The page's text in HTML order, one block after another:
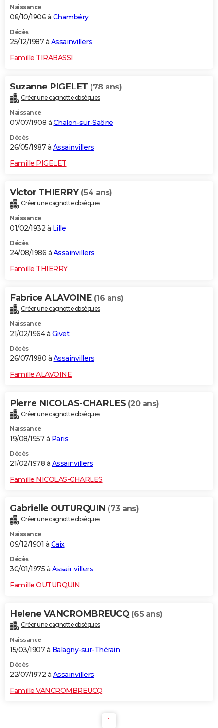
Naissance
08/10/1906 à Chambéry
Décès
25/12/1987 à Assainvillers
Famille TIRABASSI
Suzanne PIGELET (78 ans)
Créer une cagnotte obsèques
Naissance
07/07/1908 à Chalon-sur-Saône
Décès
26/05/1987 à Assainvillers
Famille PIGELET
Victor THIERRY (54 ans)
Créer une cagnotte obsèques
Naissance
01/02/1932 à Lille
Décès
24/08/1986 à Assainvillers
Famille THIERRY
Fabrice ALAVOINE (16 ans)
Créer une cagnotte obsèques
Naissance
21/02/1964 à Givet
Décès
26/07/1980 à Assainvillers
Famille ALAVOINE
Pierre NICOLAS-CHARLES (20 ans)
Créer une cagnotte obsèques
Naissance
19/08/1957 à Paris
Décès
21/02/1978 à Assainvillers
Famille NICOLAS-CHARLES
Gabrielle OUTURQUIN (73 ans)
Créer une cagnotte obsèques
Naissance
09/12/1901 à Caix
Décès
30/01/1975 à Assainvillers
Famille OUTURQUIN
Helene VANCROMBREUCQ (65 ans)
Créer une cagnotte obsèques
Naissance
15/03/1907 à Balagny-sur-Thérain
Décès
22/07/1972 à Assainvillers
Famille VANCROMBREUCQ
1